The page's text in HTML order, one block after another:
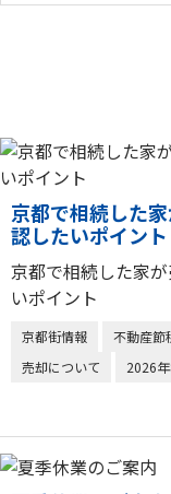
京都で相続した
認したいポイント
京都で相続した家
いポイント
京都街情報 不動産節
売却について
2026